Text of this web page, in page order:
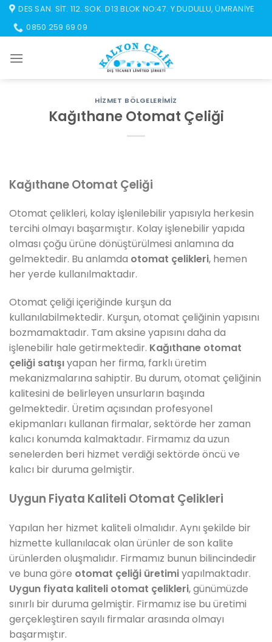
İçeriğe
atla
DES SAN. SIT. 112. SOK. D13 BLOK NO:47. Y.DUDULLU, ÜMRANIYE
0850 259 69 09
HIZMET BÖLGELERIMIZ
Kağıthane Otomat Çeliği
Kağıthane Otomat Çeliği
Otomat çelikleri, kolay işlenilebilir yapısıyla herkesin
tercihi olmayı başarmıştır. Kolay işlenebilir yapıda
olması çoğu ürüne dönüştürülmesi anlamına da
gelmektedir. Bu anlamda otomat çelikleri, hemen
her yerde kullanılmaktadır.
Otomat çeliği içeriğinde kurşun da
kullanılabilmektedir. Kurşun, otomat çeliğinin yapısını
bozmamaktadır. Tam aksine yapısını daha da
işlenebilir hale getirmektedir. Kağıthane otomat
çeliği satışıyapan her firma, farklı üretim
mekanizmalarına sahiptir. Bu durum, otomat çeliğinin
kalitesini de belirleyen unsurların başında
gelmektedir. Üretim açısından profesyonel
ekipmanları kullanan firmalar, sektörde her zaman
kalıcı konumda kalmaktadır. Firmamız da uzun
senelerden beri hizmet verdiği sektörde öncü ve
kalıcı bir duruma gelmiştir.
Uygun Fiyata Kaliteli Otomat Çelikleri
Yapılan her hizmet kaliteli olmalıdır. Aynı şekilde bir
hizmette kullanılacak olan ürünler de son kalite
ürünlerden oluşmalıdır. Firmamız bunun bilincindedir
ve buna göre otomat çeliği üretimiyapılmaktadır.
Uygun fiyata kaliteli otomat çelikleri, günümüzde
sınırlı bir duruma gelmiştir. Firmamız ise bu üretimi
gerçekleştiren sayılı firmalar arasında olmayı
başarmıştır.